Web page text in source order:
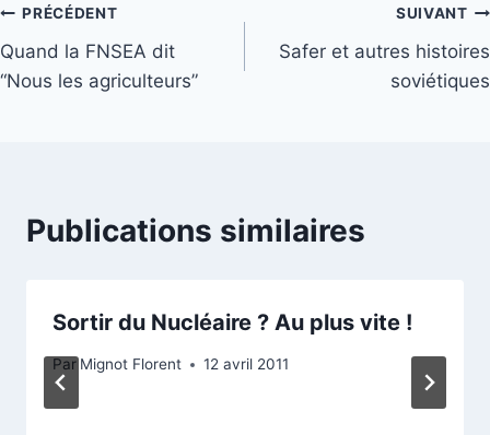
Navigation
de
PRÉCÉDENT
Quand la FNSEA dit
“Nous les agriculteurs”
SUIVANT
Safer et autres histoires
soviétiques
Publications similaires
Sortir du Nucléaire ? Au plus vite !
Par Mignot Florent 12 avril 2011